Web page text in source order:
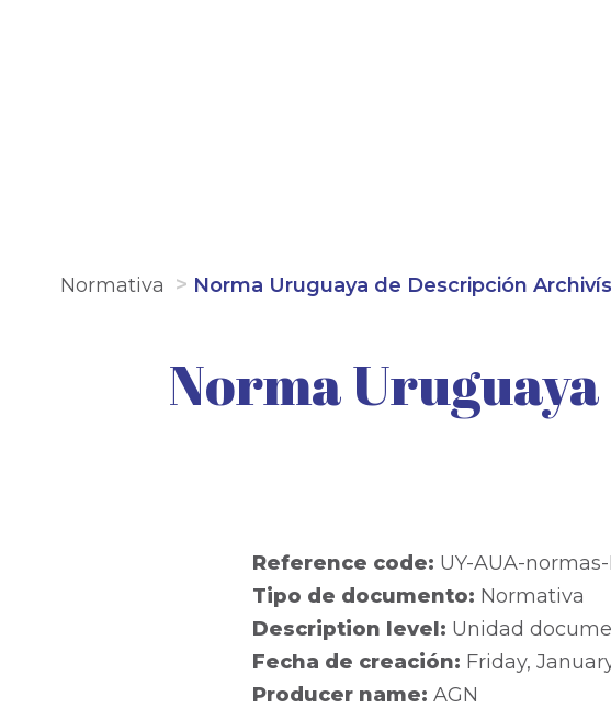
Normativa Norma Uruguaya de Descripción
Norma
Reference code: UY-AUA-
Tipo de documento: Normativa
Description level: Unidad
Fecha de creación: Friday,
Producer name: AGN